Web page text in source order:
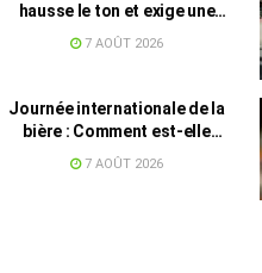
hausse le ton et exige une
accélération des travaux
7 AOÛT 2026
Journée internationale de la
bière : Comment est-elle
devenue une culture en Tunisie ?
7 AOÛT 2026